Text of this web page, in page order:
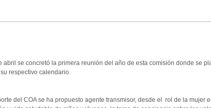
abril se concretó la primera reunión del año de esta comisión donde se
respectivo calendario.
del COA se ha propuesto agente transmisor, desde el rol de la mujer